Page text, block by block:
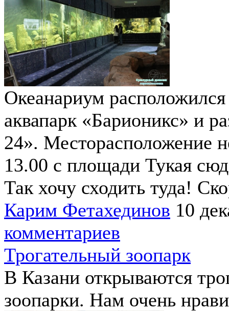
Океанариум
аквапарк «Барионикс» и
24». Месторасположение
13.00 с площади Тукая
Так хочу сходить туда!
Карим Фетахединов 10
комментариев
Трогательный зоопарк
В Казани открываются
зоопарки. Нам очень